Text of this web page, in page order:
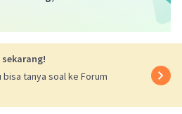
diskon/(100% - %diskon
- 20%)
bisa tanya soal ke Forum